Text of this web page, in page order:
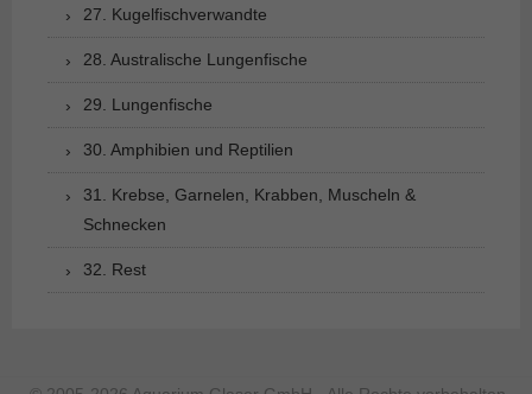
27. Kugelfischverwandte
28. Australische Lungenfische
29. Lungenfische
30. Amphibien und Reptilien
31. Krebse, Garnelen, Krabben, Muscheln &
Schnecken
32. Rest